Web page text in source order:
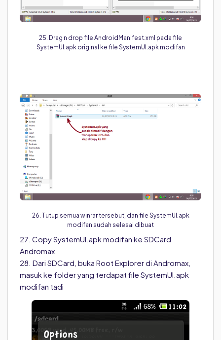
25. Drag n drop file AndroidManifest.xml pada file
SystemUI.apk original ke file SystemUI.apk modifan
26. Tutup semua winrar tersebut, dan file SystemUI.apk
modifan sudah selesai dibuat
27. Copy SystemUI.apk modifan ke SDCard
Andromax
28. Dari SDCard, buka Root Explorer di Andromax,
masuk ke folder yang terdapat file SystemUI.apk
modifan tadi